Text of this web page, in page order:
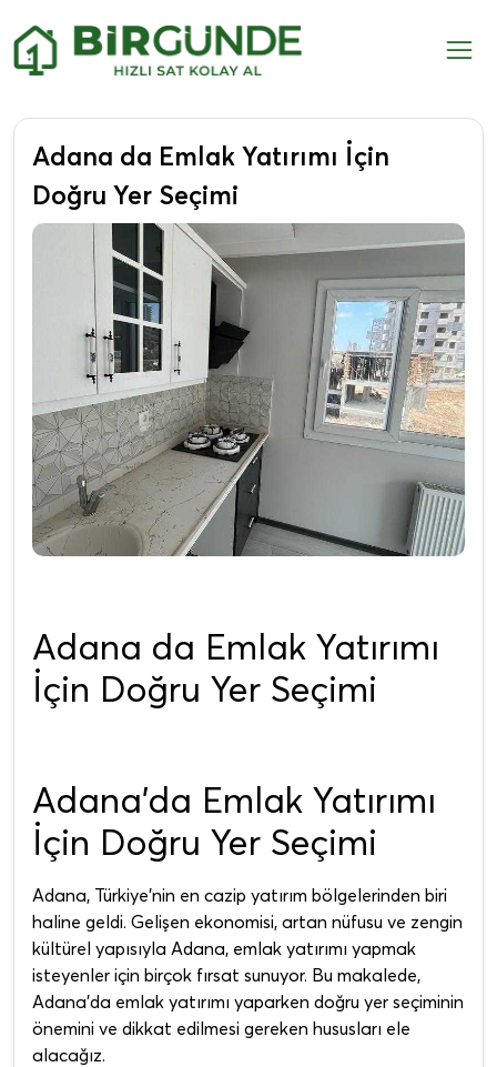
Adana da Emlak Yatırımı İçin
Doğru Yer Seçimi
Adana da Emlak Yatırımı
İçin Doğru Yer Seçimi
Adana'da Emlak Yatırımı
İçin Doğru Yer Seçimi
Adana, Türkiye'nin en cazip yatırım bölgelerinden biri
haline geldi. Gelişen ekonomisi, artan nüfusu ve zengin
kültürel yapısıyla Adana, emlak yatırımı yapmak
isteyenler için birçok fırsat sunuyor. Bu makalede,
Adana'da emlak yatırımı yaparken doğru yer seçiminin
önemini ve dikkat edilmesi gereken hususları ele
alacağız.